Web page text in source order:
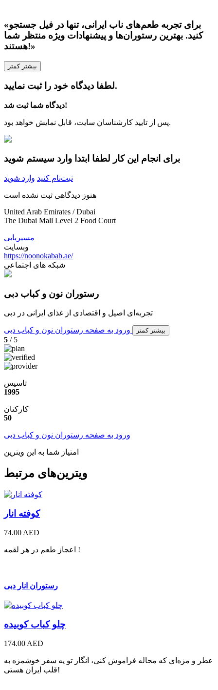
«برای تجربه طعم‌های ناب ایرانی، تنها در فیل جستجو
کنید. بهترین رستوران‌ها و پیشنهادات ویژه منتظر شما
هستند!»
بیشتر کمتر
لطفا دیدگاه خود را ثبت نمایید.
دیدگاه شما ثبت شد!
پس از تایید کارشناسان سایت، قابل نمایش خواهد بود.
برای انجام این کار لطفا ابتدا وارد سیستم شوید
ثبت‌نام کنید وارد شوید
هنوز دیدگاهی ثبت نشده است
United Arab Emirates / Dubai
The Dubai Mall Level 2 Food Court
مسیریابی
وبسایت
https://noonokabab.ae/
شبکه های اجتماعی
رستوران نون و کباب دبی
تجربه‌ای اصیل و اقتصادی از غذای ایرانی در دبی
بیشتر کمتر
5 / 5
تاسیس
1995
کارکنان
50
ورود به صفحه رستوران نون و کباب دبی
امتیاز شما به این ویترین
ویترین‌های مرتبط
کوفته انار
74.00 AED
اعجاز طعم در هر لقمه !
رستوران انار دبی
چلو کباب کوبیده
174.00 AED
عطر و مزه‌ای که محاله فراموش کنی، انگار تو یه سفر خوشمزه به
قلب ایران هستی!